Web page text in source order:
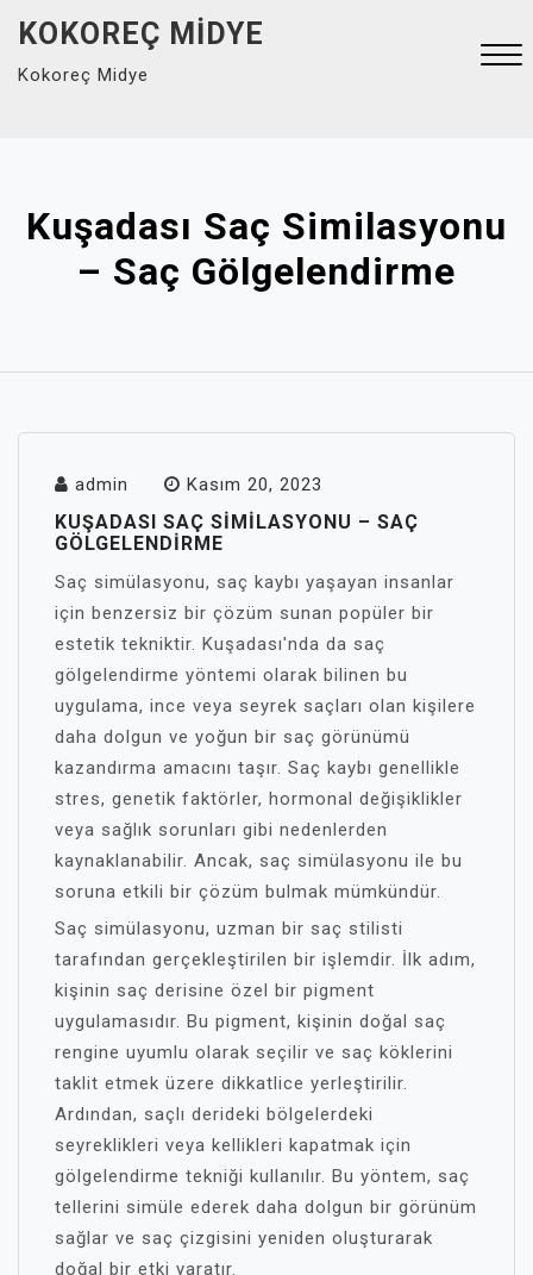
content
KOKOREÇ MIDYE
Kokoreç Midye
Kuşadası Saç Similasyonu
– Saç Gölgelendirme
admin Kasım 20, 2023
KUŞADASI SAÇ SIMILASYONU – SAÇ
GÖLGELENDIRME
Saç simülasyonu, saç kaybı yaşayan insanlar
için benzersiz bir çözüm sunan popüler bir
estetik tekniktir. Kuşadası'nda da saç
gölgelendirme yöntemi olarak bilinen bu
uygulama, ince veya seyrek saçları olan kişilere
daha dolgun ve yoğun bir saç görünümü
kazandırma amacını taşır. Saç kaybı genellikle
stres, genetik faktörler, hormonal değişiklikler
veya sağlık sorunları gibi nedenlerden
kaynaklanabilir. Ancak, saç simülasyonu ile bu
soruna etkili bir çözüm bulmak mümkündür.
Saç simülasyonu, uzman bir saç stilisti
tarafından gerçekleştirilen bir işlemdir. İlk adım,
kişinin saç derisine özel bir pigment
uygulamasıdır. Bu pigment, kişinin doğal saç
rengine uyumlu olarak seçilir ve saç köklerini
taklit etmek üzere dikkatlice yerleştirilir.
Ardından, saçlı derideki bölgelerdeki
seyreklikleri veya kellikleri kapatmak için
gölgelendirme tekniği kullanılır. Bu yöntem, saç
tellerini simüle ederek daha dolgun bir görünüm
sağlar ve saç çizgisini yeniden oluşturarak
doğal bir etki yaratır.